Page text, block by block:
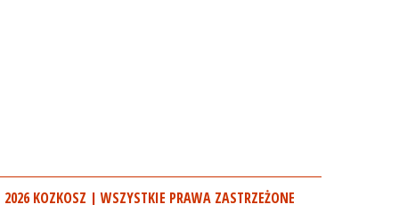
KOZKOSZ | WSZYSTKIE PRAWA ZASTRZEŻONE